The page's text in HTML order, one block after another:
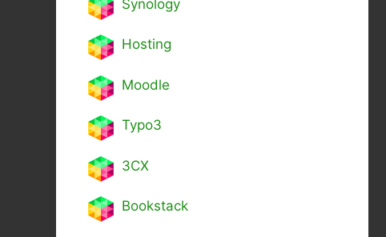
Synology
Hosting
Moodle
Typo3
3CX
Bookstack